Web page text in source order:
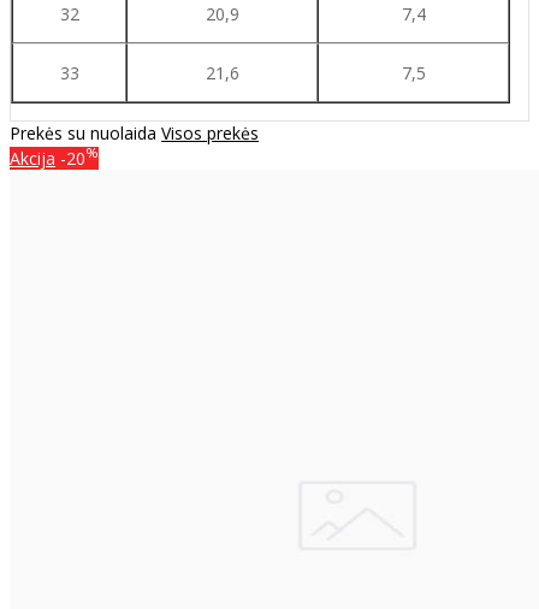
32 20,9 7,4
33 21,6 7,5
Prekės su nuolaida Visos prekės
Akcija -20%